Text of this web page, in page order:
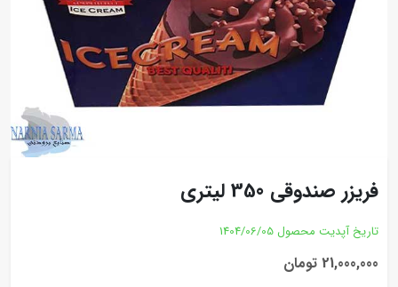
فریزر صندوقی 350 لیتری
تاریخ آپدیت محصول 1404/06/05
21,000,000 تومان